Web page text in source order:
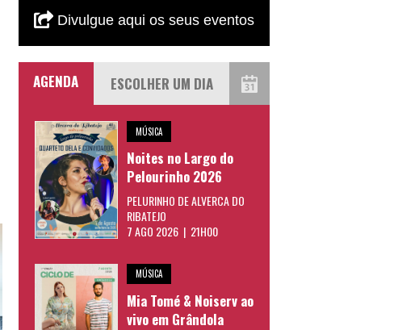
Divulgue aqui os seus eventos
AGENDA
MÚSICA
Noites no Largo do
Pelourinho 2026
PELURINHO DE ALVERCA DO
RIBATEJO
7 AGO 2026 | 21H00
MÚSICA
Mia Tomé & Noiserv ao
vivo em Grândola